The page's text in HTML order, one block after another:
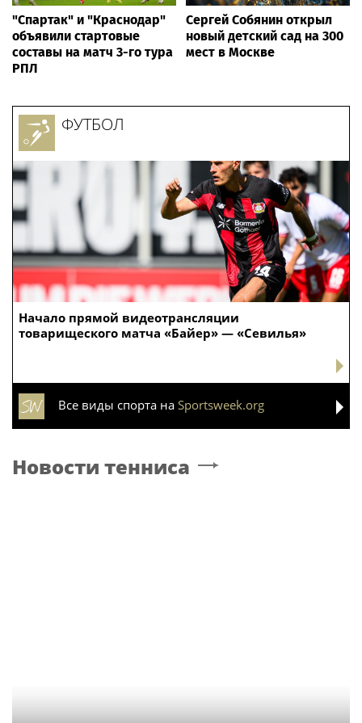
"Спартак" и "Краснодар"
объявили стартовые
составы на матч 3-го тура
РПЛ
Сергей Собянин открыл
новый детский сад на 300
мест в Москве
Начало прямой видеотрансляции
товарищеского матча «Байер» — «Севилья»
ФУТБОЛ
Все виды спорта на Sportsweek.org
Новости тенниса